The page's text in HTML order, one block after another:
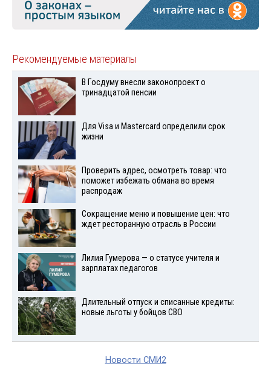
Рекомендуемые материалы
В Госдуму внесли законопроект о
тринадцатой пенсии
Для Visа и Mastercard определили срок
жизни
Проверить адрес, осмотреть товар: что
поможет избежать обмана во время
распродаж
Сокращение меню и повышение цен: что
ждет ресторанную отрасль в России
Лилия Гумерова — о статусе учителя и
зарплатах педагогов
Длительный отпуск и списанные кредиты:
новые льготы у бойцов СВО
Новости СМИ2